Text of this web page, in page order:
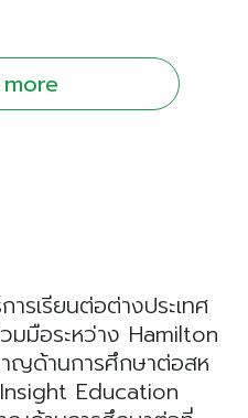
รเรียนต่อต่างประเทศ
มมือระหว่าง Hamilton
ญด้านการศึกษาต่อสห
Education